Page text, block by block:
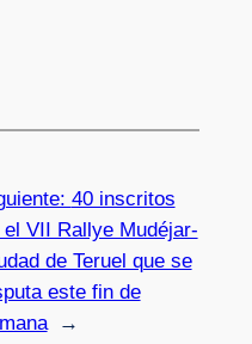
40 inscritos
el VII Rallye Mudéjar-
de Teruel que se
este fin de
→